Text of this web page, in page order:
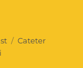
Etiquetes
Cateter